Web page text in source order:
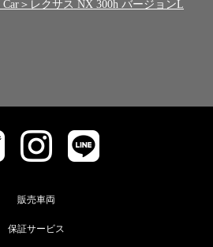
Car＞レクサス NX 300h バージョンL
販売車両
保証サービス